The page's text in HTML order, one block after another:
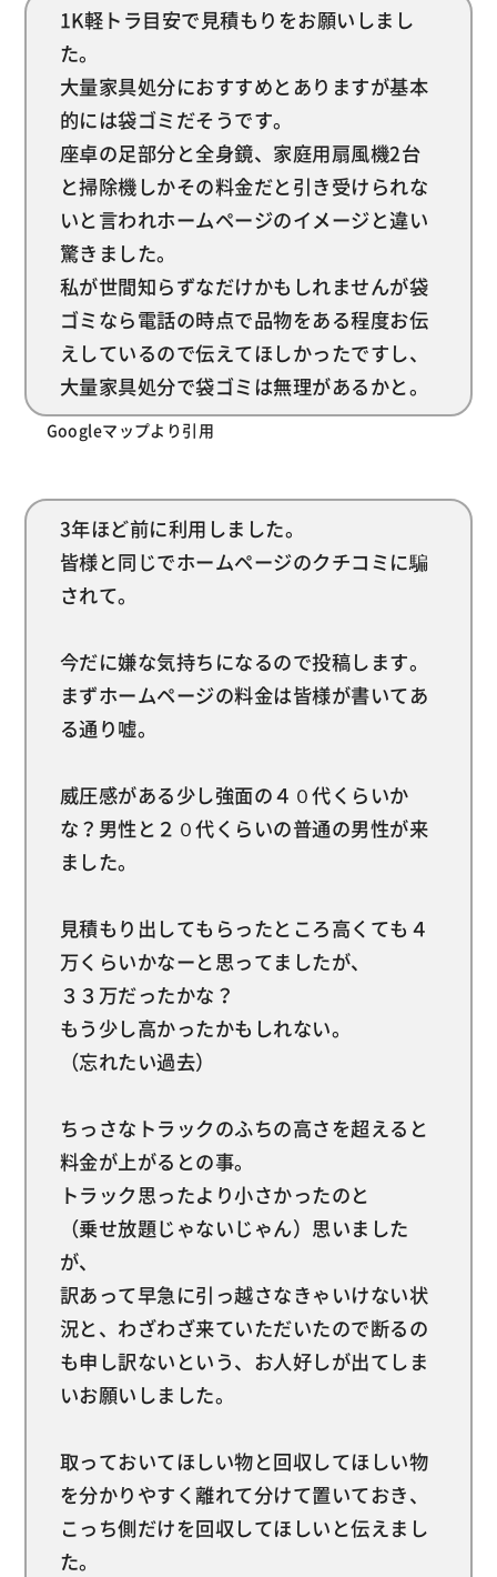
1K軽トラ目安で見積もりをお願いしまし
た。
大量家具処分におすすめとありますが基本
的には袋ゴミだそうです。
座卓の足部分と全身鏡、家庭用扇風機2台
と掃除機しかその料金だと引き受けられな
いと言われホームページのイメージと違い
驚きました。
私が世間知らずなだけかもしれませんが袋
ゴミなら電話の時点で品物をある程度お伝
えしているので伝えてほしかったですし、
大量家具処分で袋ゴミは無理があるかと。
Googleマップより引用
3年ほど前に利用しました。
皆様と同じでホームページのクチコミに騙
されて。
今だに嫌な気持ちになるので投稿します。
まずホームページの料金は皆様が書いてあ
る通り嘘。
威圧感がある少し強面の４０代くらいか
な？男性と２０代くらいの普通の男性が来
ました。
見積もり出してもらったところ高くても４
万くらいかなーと思ってましたが、
３３万だったかな？
もう少し高かったかもしれない。
（忘れたい過去）
ちっさなトラックのふちの高さを超えると
料金が上がるとの事。
トラック思ったより小さかったのと
（乗せ放題じゃないじゃん）思いました
が、
訳あって早急に引っ越さなきゃいけない状
況と、わざわざ来ていただいたので断るの
も申し訳ないという、お人好しが出てしま
いお願いしました。
取っておいてほしい物と回収してほしい物
を分かりやすく離れて分けて置いておき、
こっち側だけを回収してほしいと伝えまし
た。